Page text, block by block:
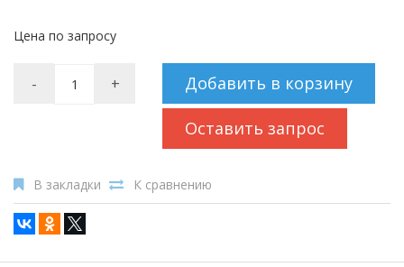
Цена по запросу
- + Добавить в корзину
Оставить запрос
В закладки К сравнению